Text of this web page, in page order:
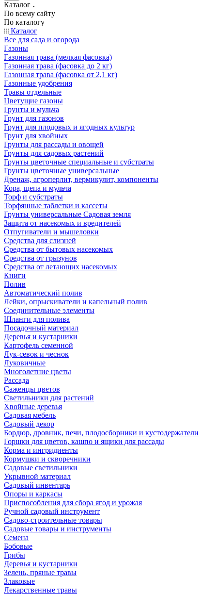
Каталог
По всему сайту
По каталогу
Каталог
Все для сада и огорода
Газоны
Газонная трава (мелкая фасовка)
Газонная трава (фасовка до 2 кг)
Газонная трава (фасовка от 2,1 кг)
Газонные удобрения
Травы отдельные
Цветущие газоны
Грунты и мульча
Грунт для газонов
Грунт для плодовых и ягодных культур
Грунт для хвойных
Грунты для рассады и овощей
Грунты для садовых растений
Грунты цветочные специальные и субстраты
Грунты цветочные универсальные
Дренаж, агроперлит, вермикулит, компоненты
Кора, щепа и мульча
Торф и субстраты
Торфянные таблетки и кассеты
Грунты универсальные Садовая земля
Защита от насекомых и вредителей
Отпугиватели и мышеловки
Средства для слизней
Средства от бытовых насекомых
Средства от грызунов
Средства от летающих насекомых
Книги
Полив
Автоматический полив
Лейки, опрыскиватели и капельный полив
Соединительные элементы
Шланги для полива
Посадочный материал
Деревья и кустарники
Картофель семенной
Лук-севок и чеснок
Луковичные
Многолетние цветы
Рассада
Саженцы цветов
Светильники для растений
Хвойные деревья
Садовая мебель
Садовый декор
Бордюр, дровник, печи, плодосборники и кустодержатели
Горшки для цветов, кашпо и ящики для рассады
Корма и ингридиенты
Кормушки и скворечники
Садовые светильники
Укрывной материал
Садовый инвентарь
Опоры и каркасы
Приспособления для сбора ягод и урожая
Ручной садовый инструмент
Садово-строительные товары
Садовые товары и инструменты
Семена
Бобовые
Грибы
Деревья и кустарники
Зелень, пряные травы
Злаковые
Лекарственные травы